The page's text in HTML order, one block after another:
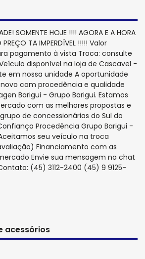
SOMENTE HOJE !!!! AGORA E A HORA
PREÇO TA IMPERDÍVEL !!!!! Valor
pagamento à vista Troca: consulte
disponível na loja de Cascavel -
em nossa unidade A oportunidade
com procedência e qualidade
Barigui - Grupo Barigui. Estamos
com as melhores propostas e
de concessionárias do Sul do
Procedência Grupo Barigui -
seu veículo na troca
Financiamento com as
Envie sua mensagem no chat
(45) 3112-2400 (45) 9 9125-
acessórios